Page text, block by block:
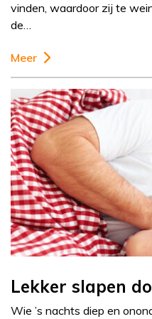
vinden, waardoor zij te
de…
Meer
Lekker slapen
Wie ’s nachts diep en